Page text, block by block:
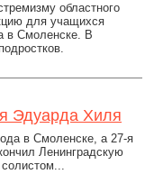
областного
для учащихся
в Смоленске. В
Эдуарда Хиля
в Смоленске, а 27-я
Ленинградскую